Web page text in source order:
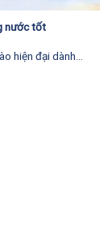
nước tốt
hiện đại dành...